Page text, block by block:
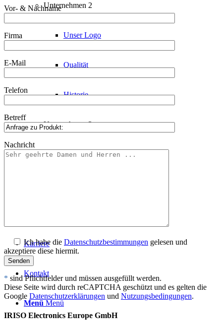
Unternehmen 2
Unser Logo
Qualität
Historie
Unternehmen 3
Weltweit
Karriere
Kontakt
Menü Menü
Vor- & Nachname
Firma
E-Mail
Telefon
Betreff
Nachricht
Ich habe die Datenschutzbestimmungen gelesen und
akzeptiere diese hiermit.
* sind Pflichtfelder und müssen ausgefüllt werden.
Diese Seite wird durch reCAPTCHA geschützt und es gelten die
Google Datenschutzerklärungen und Nutzungsbedingungen.
IRISO Electronics Europe GmbH